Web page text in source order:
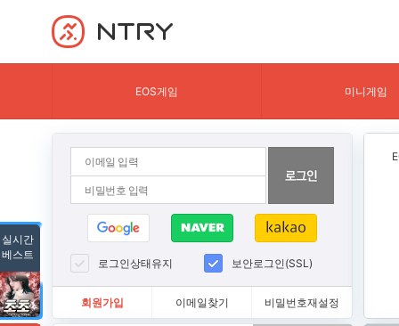
NTRY
EOS게임 미니게임
로그인상태유지 보안로그인(SSL)
회원가입 이메일찾기 비밀번호재설정
실시간
베스트